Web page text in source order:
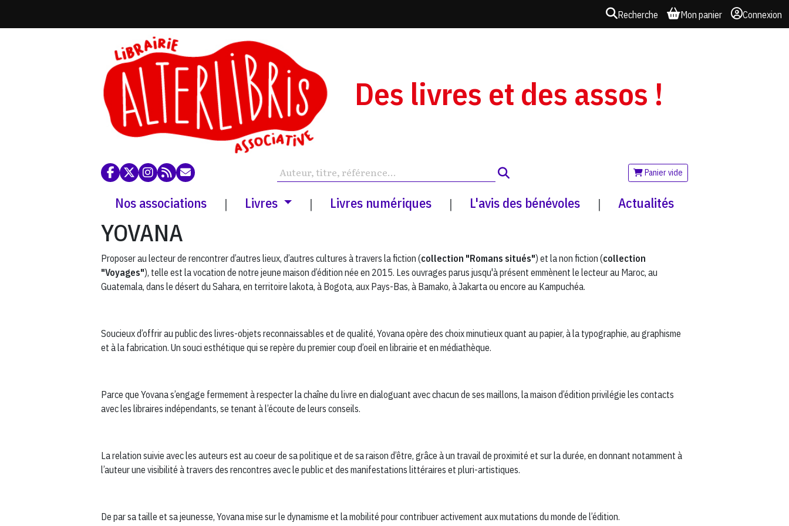
Recherche Mon panier Connexion
Des livres et des assos !
Panier vide
Nos associations | Livres | Livres numériques | L'avis des bénévoles | Actualités
YOVANA
Proposer au lecteur de rencontrer d’autres lieux, d’autres cultures à travers la fiction (collection "Romans situés") et la non fiction (collection
"Voyages"), telle est la vocation de notre jeune maison d’édition née en 2015. Les ouvrages parus jusqu'à présent emmènent le lecteur au Maroc, au
Guatemala, dans le désert du Sahara, en territoire lakota, à Bogota, aux Pays-Bas, à Bamako, à Jakarta ou encore au Kampuchéa.
Soucieux d’offrir au public des livres-objets reconnaissables et de qualité, Yovana opère des choix minutieux quant au papier, à la typographie, au graphisme
et à la fabrication. Un souci esthétique qui se repère du premier coup d’oeil en librairie et en médiathèque.
Parce que Yovana s’engage fermement à respecter la chaîne du livre en dialoguant avec chacun de ses maillons, la maison d’édition privilégie les contacts
avec les libraires indépendants, se tenant à l’écoute de leurs conseils.
La relation suivie avec les auteurs est au coeur de sa politique et de sa raison d’être, grâce à un travail de proximité et sur la durée, en donnant notamment à
l’auteur une visibilité à travers des rencontres avec le public et des manifestations littéraires et pluri-artistiques.
De par sa taille et sa jeunesse, Yovana mise sur le dynamisme et la mobilité pour contribuer activement aux mutations du monde de l’édition.